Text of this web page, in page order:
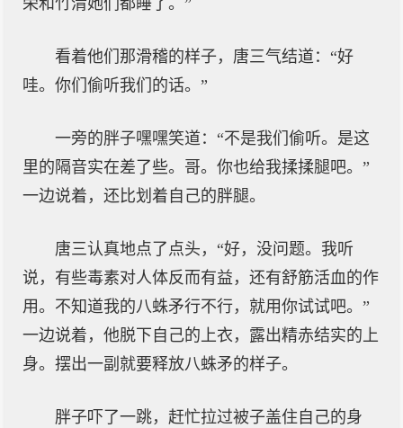
荣和竹清她们都睡了。”
看着他们那滑稽的样子，唐三气结道：“好
哇。你们偷听我们的话。”
一旁的胖子嘿嘿笑道：“不是我们偷听。是这
里的隔音实在差了些。哥。你也给我揉揉腿吧。”
一边说着，还比划着自己的胖腿。
唐三认真地点了点头，“好，没问题。我听
说，有些毒素对人体反而有益，还有舒筋活血的作
用。不知道我的八蛛矛行不行，就用你试试吧。”
一边说着，他脱下自己的上衣，露出精赤结实的上
身。摆出一副就要释放八蛛矛的样子。
胖子吓了一跳，赶忙拉过被子盖住自己的身